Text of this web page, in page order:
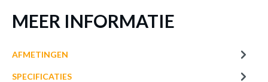
MEER INFORMATIE
AFMETINGEN
SPECIFICATIES